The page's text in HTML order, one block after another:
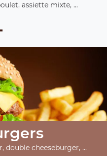
assiette mixte, ...
double cheeseburger, ...